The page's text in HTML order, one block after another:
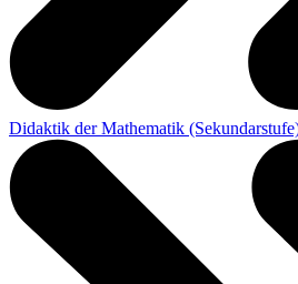
Didaktik der Mathematik